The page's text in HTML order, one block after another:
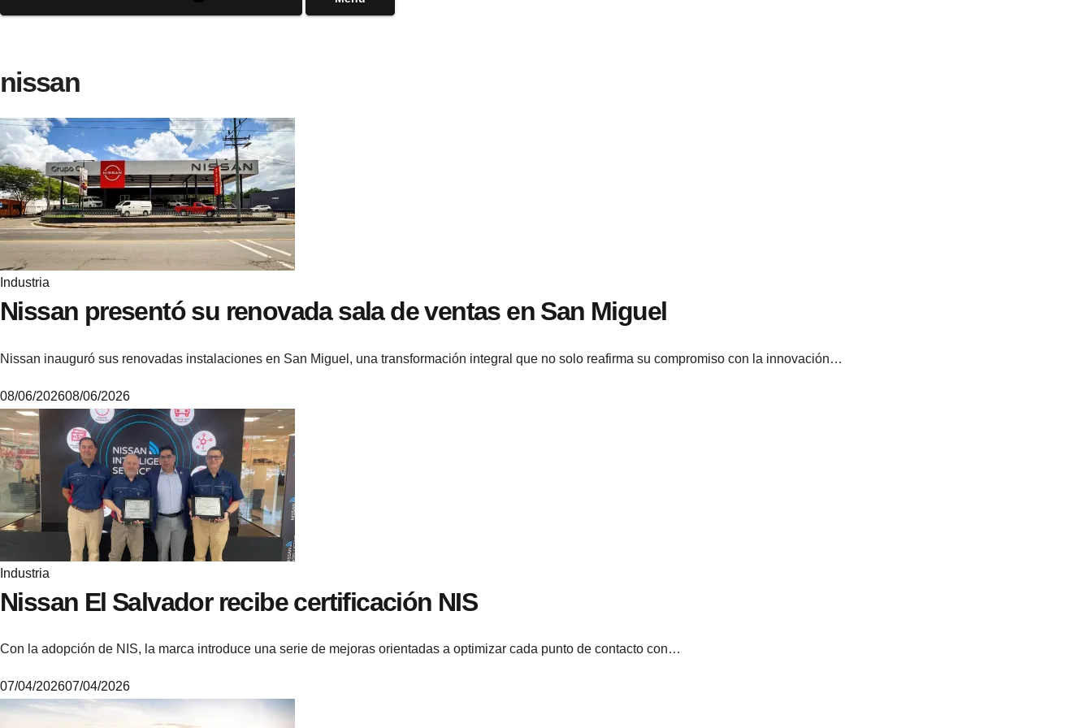
nissan
Industria
Nissan presentó su renovada sala de ventas en San Miguel
Nissan inauguró sus renovadas instalaciones en San Miguel, una transformación integral que no solo reafirma su compromiso con la innovación…
M
i
k
e
08/06/202608/06/2026
Industria
Nissan El Salvador recibe certificación NIS
Con la adopción de NIS, la marca introduce una serie de mejoras orientadas a optimizar cada punto de contacto con…
6
07/04/202607/04/2026